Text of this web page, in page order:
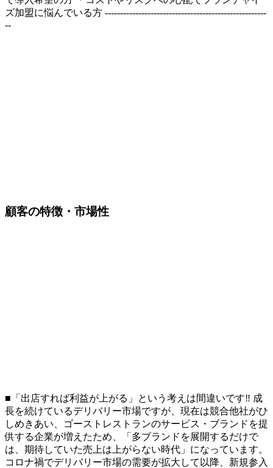
ズ加盟に悩んでいる方 -----------------------------------------------------
--
顧客の特徴・市場性
■「出店すれば利益が上がる」という考えは間違いです‼ 成
長を続けているデリバリー市場ですが、現在は競合他社がひ
しめきあい、ゴーストレストランのサービス・ブランドを提
供する企業が増えたため、「多ブランドを展開するだけで
は、期待していた売上は上がらない時代」になっています。
コロナ禍でデリバリー市場の需要が拡大して以降、新規参入